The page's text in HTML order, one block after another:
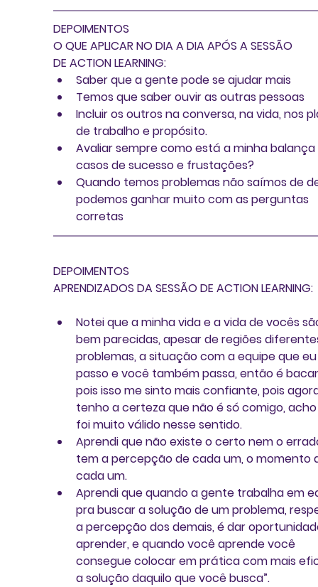
DEPOIMENTOS
O QUE APLICAR NO DIA A DIA APÓS A SESSÃO
DE ACTION LEARNING:
Saber que a gente pode se ajudar mais
Temos que saber ouvir as outras pessoas
Incluir os outros na conversa, na vida, nos
de trabalho e propósito.
Avaliar sempre como está a minha
casos de sucesso e frustações?
Quando temos problemas não saímos de
podemos ganhar muito com as perguntas
corretas
DEPOIMENTOS
APRENDIZADOS DA SESSÃO DE ACTION LEARNING:
Notei que a minha vida e a vida de vocês
bem parecidas, apesar de regiões
problemas, a situação com a equipe que
passo e você também passa, então é
pois isso me sinto mais confiante, pois
tenho a certeza que não é só comigo,
foi muito válido nesse sentido.
Aprendi que não existe o certo nem o
tem a percepção de cada um, o momento
cada um.
Aprendi que quando a gente trabalha em
pra buscar a solução de um problema,
a percepção dos demais, é dar
aprender, e quando você aprende você
consegue colocar em prática com mais
a solução daquilo que você busca”.